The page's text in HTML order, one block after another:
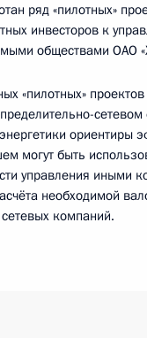
ряд «пилотных»
инвесторов к
обществами ОАО
«пилотных»
сетевом
ориентиры
могут быть
управления иными
необходимой
компаний.